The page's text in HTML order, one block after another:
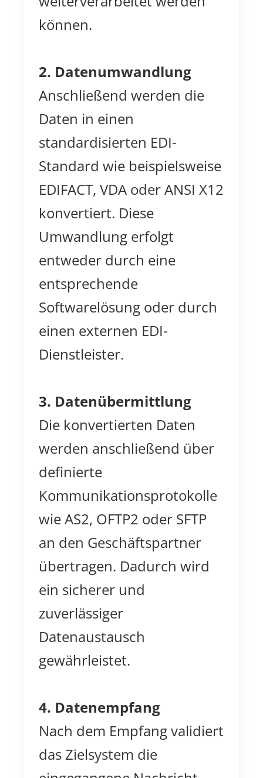
können.
2. Datenumwandlung
Anschließend werden die
Daten in einen
standardisierten EDI-
Standard wie beispielsweise
EDIFACT, VDA oder ANSI X12
konvertiert. Diese
Umwandlung erfolgt
entweder durch eine
entsprechende
Softwarelösung oder durch
einen externen EDI-
Dienstleister.
3. Datenübermittlung
Die konvertierten Daten
werden anschließend über
definierte
Kommunikationsprotokolle
wie AS2, OFTP2 oder SFTP
an den Geschäftspartner
übertragen. Dadurch wird
ein sicherer und
zuverlässiger
Datenaustausch
gewährleistet.
4. Datenempfang
Nach dem Empfang validiert
das Zielsystem die